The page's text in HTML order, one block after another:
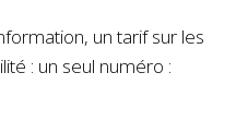
un tarif sur les
: un seul numéro :